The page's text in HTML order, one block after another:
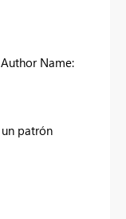
Name:
un patrón